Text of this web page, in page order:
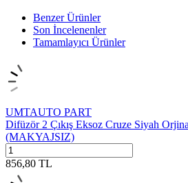
Benzer Ürünler
Son İncelenenler
Tamamlayıcı Ürünler
UMTAUTO PART
Difüzör 2 Çıkış Eksoz Cruze Siyah
(MAKYAJSIZ)
856,80 TL